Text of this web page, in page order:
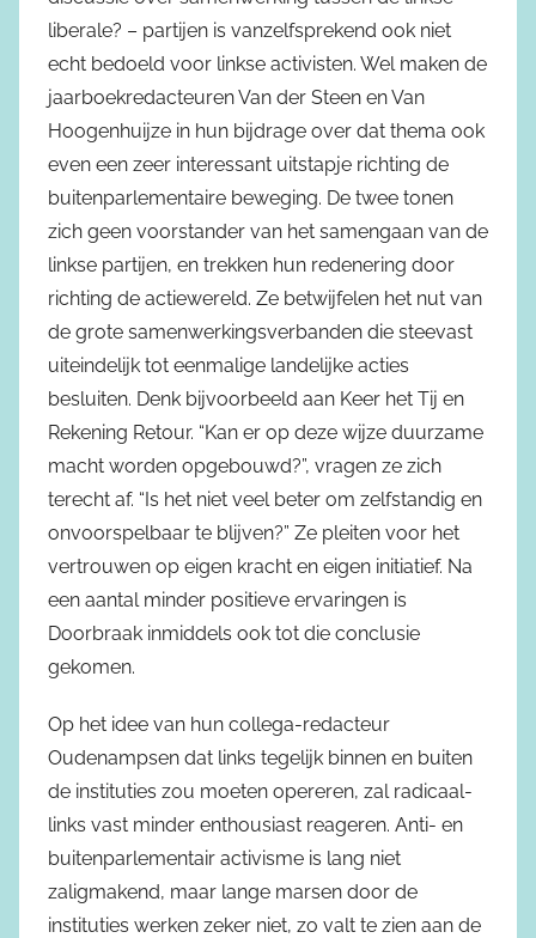
liberale? – partijen is vanzelfsprekend ook niet
echt bedoeld voor linkse activisten. Wel maken de
jaarboekredacteuren Van der Steen en Van
Hoogenhuijze in hun bijdrage over dat thema ook
even een zeer interessant uitstapje richting de
buitenparlementaire beweging. De twee tonen
zich geen voorstander van het samengaan van de
linkse partijen, en trekken hun redenering door
richting de actiewereld. Ze betwijfelen het nut van
de grote samenwerkingsverbanden die steevast
uiteindelijk tot eenmalige landelijke acties
besluiten. Denk bijvoorbeeld aan Keer het Tij en
Rekening Retour. “Kan er op deze wijze duurzame
macht worden opgebouwd?”, vragen ze zich
terecht af. “Is het niet veel beter om zelfstandig en
onvoorspelbaar te blijven?” Ze pleiten voor het
vertrouwen op eigen kracht en eigen initiatief. Na
een aantal minder positieve ervaringen is
Doorbraak inmiddels ook tot die conclusie
gekomen.
Op het idee van hun collega-redacteur
Oudenampsen dat links tegelijk binnen en buiten
de instituties zou moeten opereren, zal radicaal-
links vast minder enthousiast reageren. Anti- en
buitenparlementair activisme is lang niet
zaligmakend, maar lange marsen door de
instituties werken zeker niet, zo valt te zien aan de